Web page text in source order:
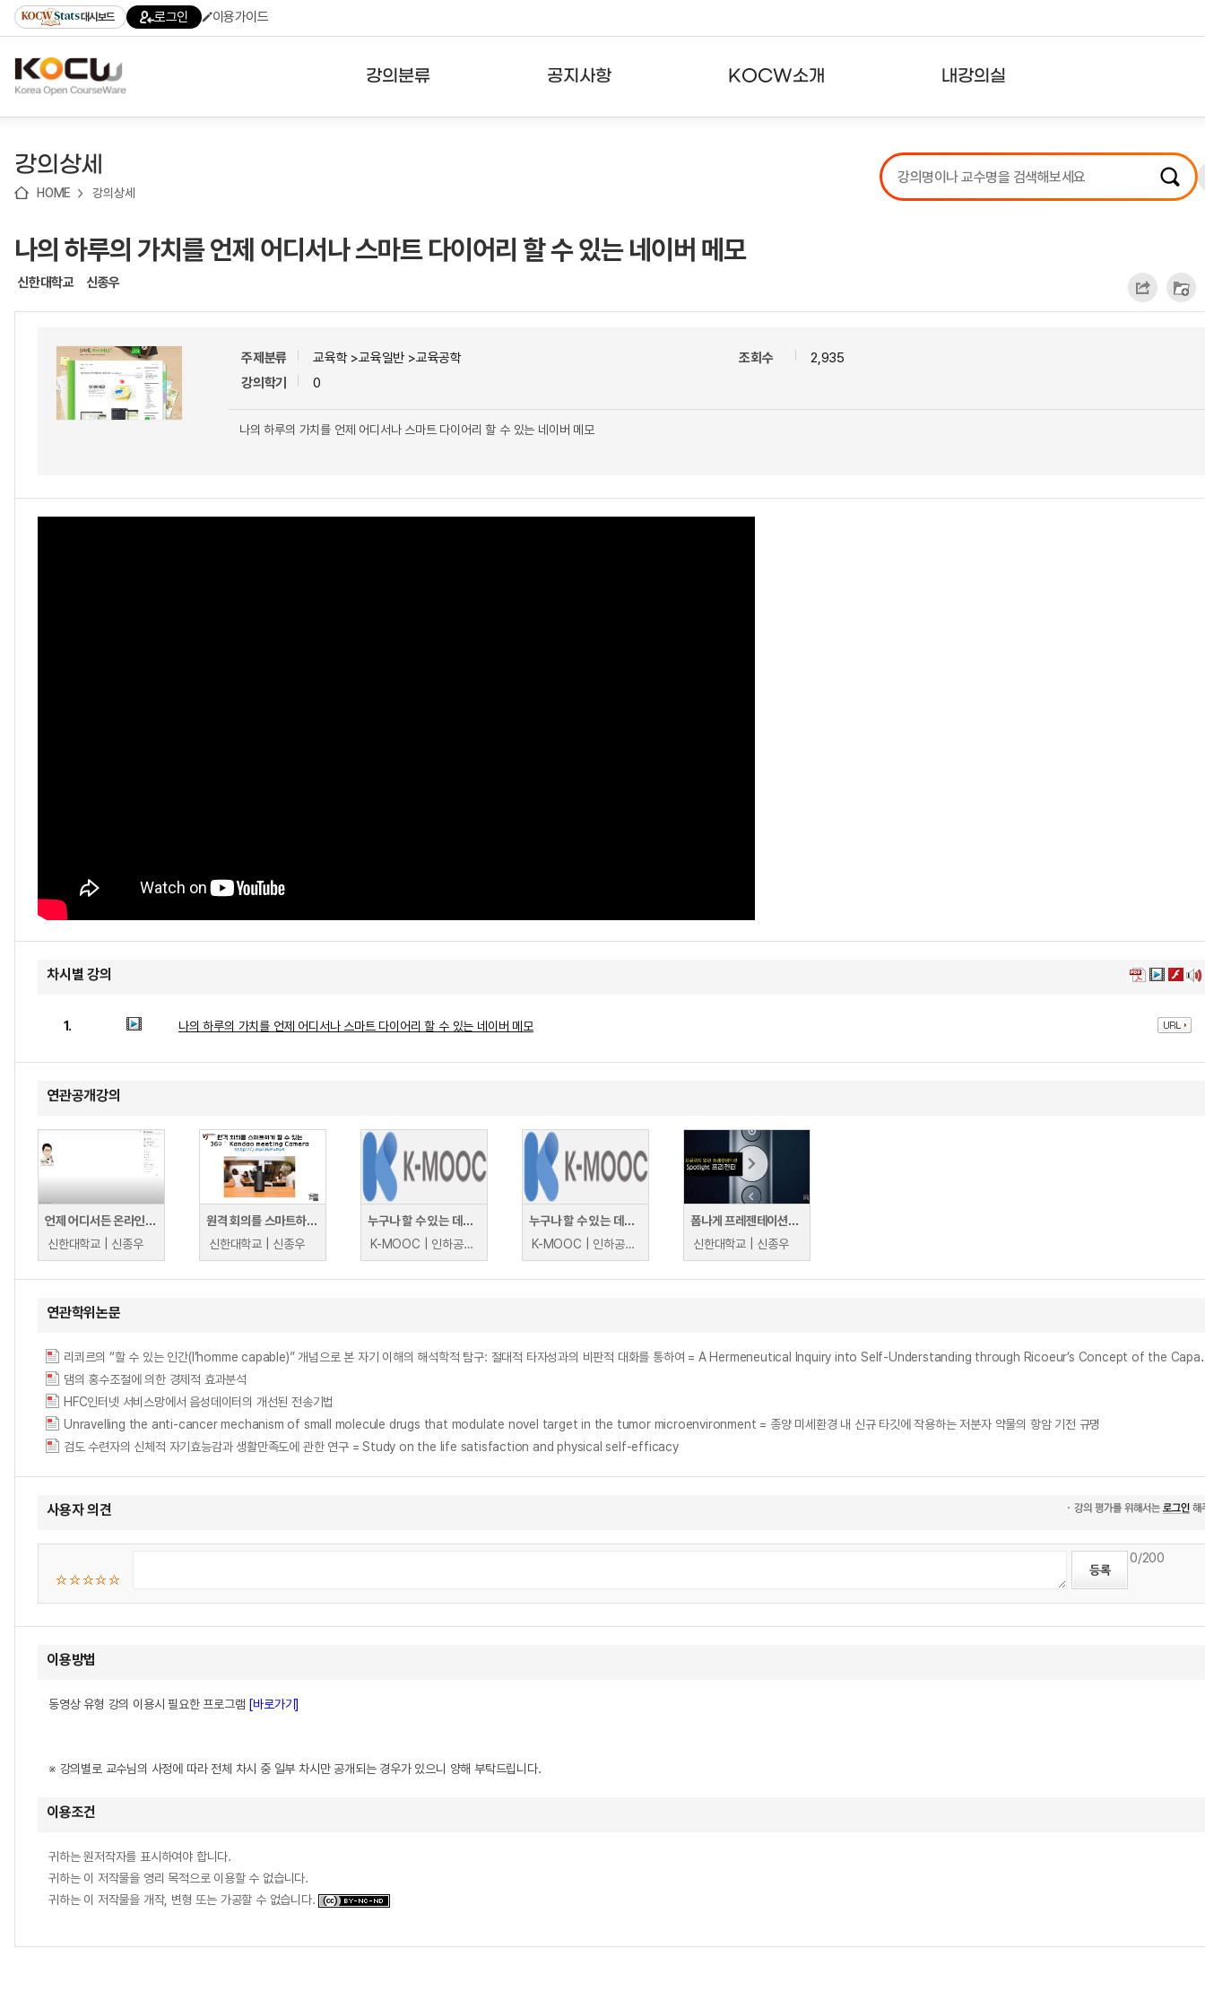
기
기
기
content)
가
대시보드 로그인 이용가이드
강의분류
테마강의
공지사항
서비스도움말
KOCW소개 내강의실
강의리스트
수강확인증강의
강의상세
HOME 강의상세
나의 하루의 가치를 언제 어디서나 스마트 다이어리 할 수 있는 네이버 메모
신한대학교 신종우
주제분류
교육학 >교육일반 >교육공학
강의학기
0
조회수 2,935
나의 하루의 가치를 언제 어디서나 스마트 다이어리 할 수 있는 네이버 메모
차시별 강의
1. 나의 하루의 가치를 언제 어디서나 스마트 다이어리 할 수 있는 네이버 메모
연관공개강의
언제 어디서든 온라인으로 가장 빠르게 학생들과 소통(협업)할 수 있는 Whiteboard
신한대학교 | 신종우
원격 회의를 스마트하게 할 수 있는 360 ° Kandao meeting Camera
신한대학교 | 신종우
누구나 할 수 있는 데이터 분석과 인공지능[Data Analysis and Artificial Intelligence for Everyone]
K-MOOC | 인하공업전문대학 이세훈
누구나 할 수 있는 데이터 분석과 인공지능[Data Analysis and Artificial Intelligence for Everyone]
K-MOOC | 인하공업전문대학 이세훈
폼나게 프레젠테이션을 할 수 있는 Spotlight 프리젠터
신한대학교 | 신종우
연관학위논문
리쾨르의 “할 수 있는 인간(l’homme capable)” 개념으로 본 자기 이해
댐의 홍수조절에 의한 경제적 효과분석
HFC인터넷 서비스망에서 음성데이터의 개선된 전송기법
Unravelling the anti-cancer mechanism of small molecule drugs that modulate novel target in the tumor microenvironment = 종양 미세환경 내 신규 타깃에 작용하는 저분자 약물의 항암 기전 규명
검도 수련자의 신체적 자기효능감과 생활만족도에 관한 연구 = Study on the life satisfaction and physical self-efficacy
사용자 의견
0/200
이용방법
동영상 유형 강의 이용시 필요한 프로그램 [바로가기]
※ 강의별로 교수님의 사정에 따라 전체 차시 중 일부 차시만 공개되는 경우가 있으니 양해 부탁드립니다.
이용조건
귀하는 원저작자를 표시하여야 합니다.
귀하는 이 저작물을 영리 목적으로 이용할 수 없습니다.
귀하는 이 저작물을 개작, 변형 또는 가공할 수 없습니다.